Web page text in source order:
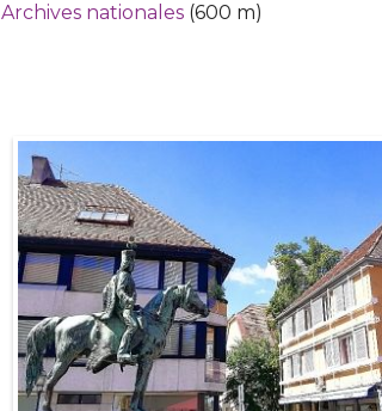
Archives nationales (600 m)